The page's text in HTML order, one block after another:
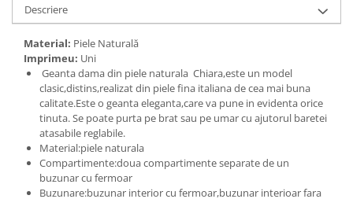
Descriere
Material: Piele Naturală
Imprimeu: Uni
Geanta dama din piele naturala Chiara,este un model
clasic,distins,realizat din piele fina italiana de cea mai buna
calitate.Este o geanta eleganta,care va pune in evidenta orice
tinuta. Se poate purta pe brat sau pe umar cu ajutorul baretei
atasabile reglabile.
Material:piele naturala
Compartimente:doua compartimente separate de un
buzunar cu fermoar
Buzunare:buzunar interior cu fermoar,buzunar interioar fara